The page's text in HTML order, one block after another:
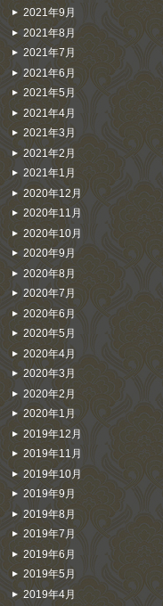
2021年9月
2021年8月
2021年7月
2021年6月
2021年5月
2021年4月
2021年3月
2021年2月
2021年1月
2020年12月
2020年11月
2020年10月
2020年9月
2020年8月
2020年7月
2020年6月
2020年5月
2020年4月
2020年3月
2020年2月
2020年1月
2019年12月
2019年11月
2019年10月
2019年9月
2019年8月
2019年7月
2019年6月
2019年5月
2019年4月